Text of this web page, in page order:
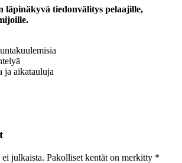
läpinäkyvä tiedonvälitys pelaajille,
ja aikatauluja
ei julkaista. Pakolliset kentät on merkitty *